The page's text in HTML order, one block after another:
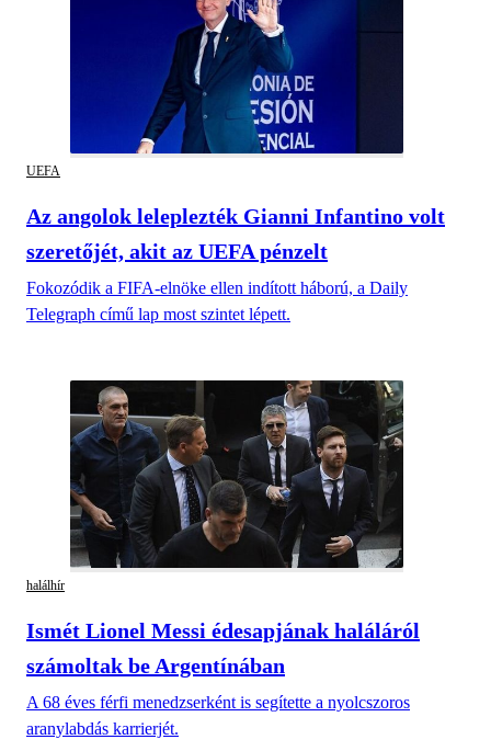
UEFA
Az angolok leleplezték Gianni Infantino volt
szeretőjét, akit az UEFA pénzelt
Fokozódik a FIFA-elnöke ellen indított háború, a Daily
Telegraph című lap most szintet lépett.
halálhír
Ismét Lionel Messi édesapjának haláláról
számoltak be Argentínában
A 68 éves férfi menedzserként is segítette a nyolcszoros
aranylabdás karrierjét.